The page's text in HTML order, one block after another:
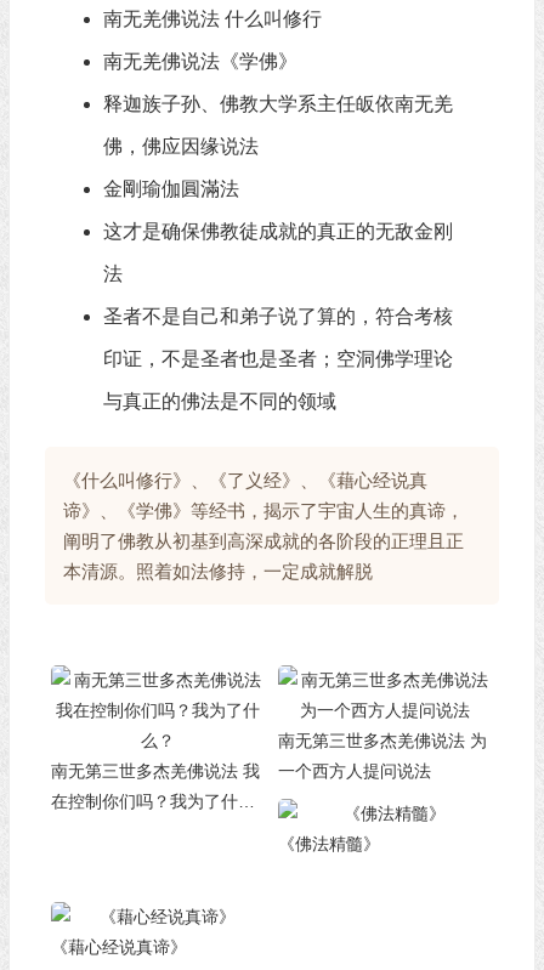
南无羌佛说法 什么叫修行
南无羌佛说法《学佛》
释迦族子孙、佛教大学系主任皈依南无羌
佛，佛应因缘说法
金剛瑜伽圓滿法
这才是确保佛教徒成就的真正的无敌金刚
法
圣者不是自己和弟子说了算的，符合考核
印证，不是圣者也是圣者；空洞佛学理论
与真正的佛法是不同的领域
《什么叫修行》、《了义经》、《藉心经说真
谛》、《学佛》等经书，揭示了宇宙人生的真谛，
阐明了佛教从初基到高深成就的各阶段的正理且正
本清源。照着如法修持，一定成就解脱
南无第三世多杰羌佛说法 我
在控制你们吗？我为了什
南无第三世多杰羌佛说法 为
一个西方人提问说法
《佛法精髓》
《藉心经说真谛》